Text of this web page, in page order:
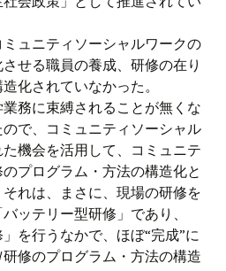
ュニティソーシャルワークの
せる職員の養成、研修の在り
化されていなかった。
務に束縛されることが無くな
で、コミュニティソーシャル
機会を活用して、コミュニテ
プログラム・方法の構造化と
れは、まさに、現場の研修を
ッテリー型研修」であり、
を行うなかで、ほぼ“完成”に
修のプログラム・方法の構造